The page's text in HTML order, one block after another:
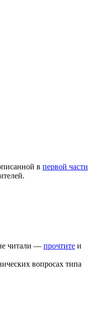
в первой части
читали — прочтите и
вопросах типа